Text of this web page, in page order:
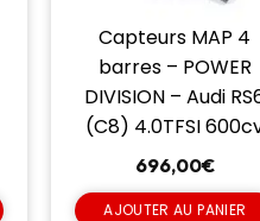
Capteurs MAP 4
barres – POWER
DIVISION – Audi
(C8) 4.0TFSI
696,00€
AJOUTER AU PANIER